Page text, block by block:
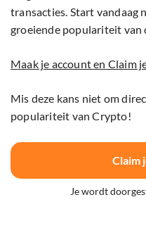
transacties. Start vandaag
groeiende populariteit van
Maak je account en Claim
Mis deze kans niet om
populariteit van Crypto!
Claim
Je wordt